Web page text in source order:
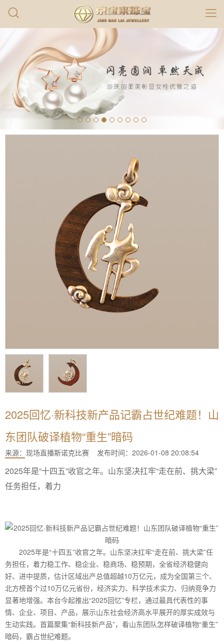
2025回忆·新科技新产品记霸占世纪难题！山
东团队破译植物“重生”暗码
来源： 现场直播斯诺克比赛 发布时间：2026-01-08 20:08:54
2025年是“十四五”收官之年。山东坚决扛牢“走在前、挑大梁”
任务担任，着力
2025年是“十四五”收官之年。山东坚决扛牢“走在前、挑大梁”任
务担任，着力稳工作、稳企业、稳商场、稳预期，全省经济稳健向
好、进中提质，估计区域出产总值超越10万亿元，成为全国第三个、
北方榜首个过10万亿元省份，经济实力、科学技术实力、归纳竞争力
显著地增强。本台今起推出“2025回忆”专栏，通过最具代表性的事
情、企业、项目、产品，展示山东社会经济高水平展开的厚实成效与
生动实践。首篇聚集“新科技新产品”，看山东团队怎样破译植物“重生”
暗码，霸占世纪难题。